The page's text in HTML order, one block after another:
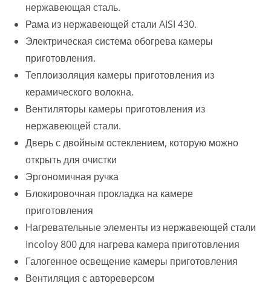
нержавеющая сталь.
Рама из нержавеющей стали AISI 430.
Электрическая система обогрева камеры
приготовления.
Теплоизоляция камеры приготовления из
керамического волокна.
Вентиляторы камеры приготовления из
нержавеющей стали.
Дверь с двойным остеклением, которую можно
открыть для очистки
Эргономичная ручка
Блокировочная прокладка на камере
приготовления
Нагревательные элементы из нержавеющей стали
Incoloy 800 для нагрева камера приготовления
Галогенное освещение камеры приготовления
Вентиляция с автореверсом